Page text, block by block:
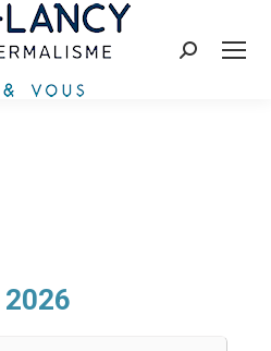
Recherche
2026